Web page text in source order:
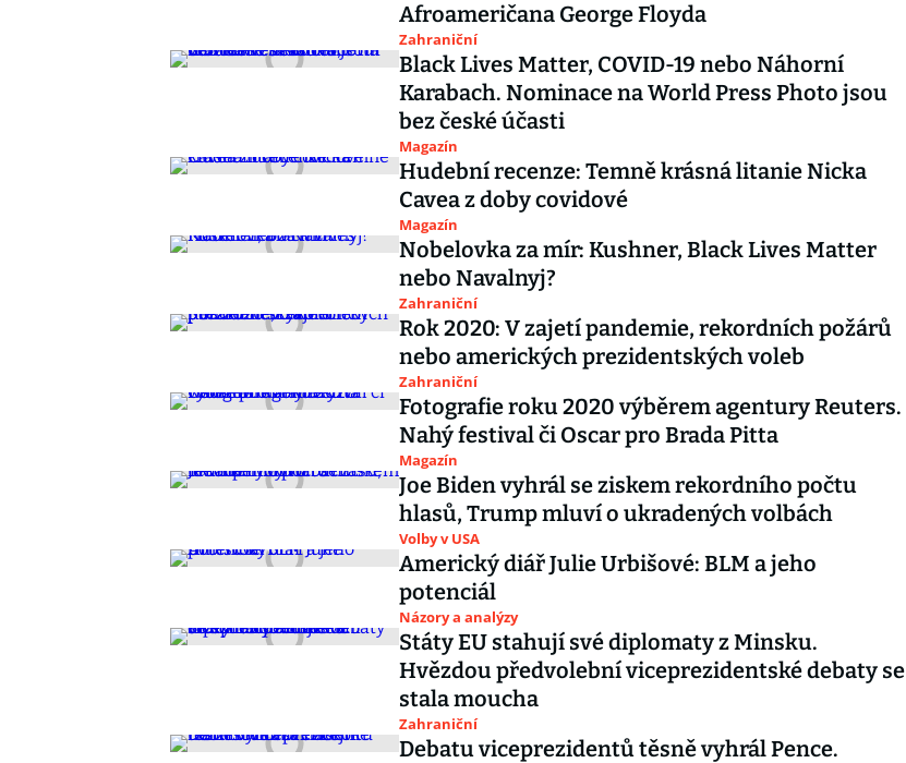
Afroameričana George Floyda
Zahraniční
Black Lives Matter, COVID-19 nebo Náhorní
Karabach. Nominace na World Press Photo jsou
bez české účasti
Magazín
Hudební recenze: Temně krásná litanie Nicka
Cavea z doby covidové
Magazín
Nobelovka za mír: Kushner, Black Lives Matter
nebo Navalnyj?
Zahraniční
Rok 2020: V zajetí pandemie, rekordních požárů
nebo amerických prezidentských voleb
Zahraniční
Fotografie roku 2020 výběrem agentury Reuters.
Nahý festival či Oscar pro Brada Pitta
Magazín
Joe Biden vyhrál se ziskem rekordního počtu
hlasů, Trump mluví o ukradených volbách
Volby v USA
Americký diář Julie Urbišové: BLM a jeho
potenciál
Názory a analýzy
Státy EU stahují své diplomaty z Minsku.
Hvězdou předvolební viceprezidentské debaty se
stala moucha
Zahraniční
Debatu viceprezidentů těsně vyhrál Pence.